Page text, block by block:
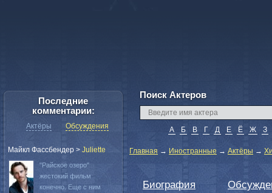
Поиск Актеров
А Б В Г Д Е Ё Ж З
Главная → Иностранные → Актёры →
Биография
Последние
комментарии:
Актёры Обсуждения
Майкл Фассбендер > Juliette
"Райское озеро"
жестокий фильм
конечно. Еще с ним